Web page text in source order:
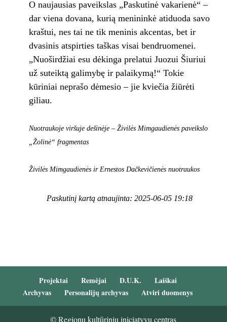
O naujausias paveikslas „Paskutinė vakarienė“ –
dar viena dovana, kurią menininkė atiduoda savo
kraštui, nes tai ne tik meninis akcentas, bet ir
dvasinis atspirties taškas visai bendruomenei.
„Nuoširdžiai esu dėkinga prelatui Juozui Šiuriui
už suteiktą galimybę ir palaikymą!“ Tokie
kūriniai neprašo dėmesio – jie kviečia žiūrėti
giliau.
Nuotraukoje viršuje dešinėje – Živilės Mimgaudienės paveikslo
„Žolinė“ fragmentas
Živilės Mimgaudienės ir Ernestos Dačkevičienės nuotraukos
Paskutinį kartą atnaujinta: 2025-06-05 19:18
Projektai Remėjai D.U.K.
Laiškai
Archyvas
Personalijų archyvas Atviri duomenys
© Regionų kultūrinių iniciatyvų centras